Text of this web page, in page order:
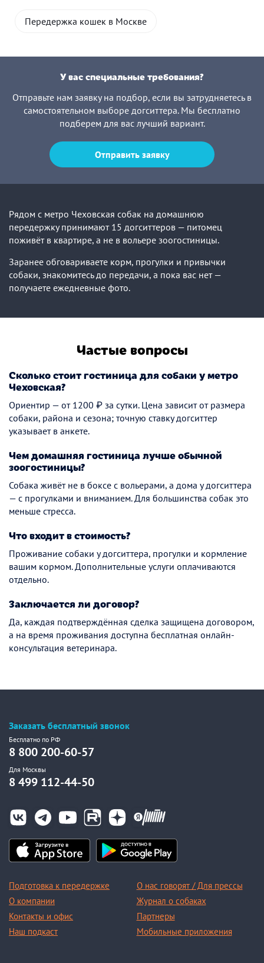
Передержка кошек в Москве
У вас специальные требования?
Отправьте нам заявку на подбор, если вы затрудняетесь в
самостоятельном выборе догситтера. Мы бесплатно
подберем для вас лучший вариант.
Отправить заявку
Рядом с метро Чеховская собак на домашнюю
передержку принимают 15 догситтеров — питомец
поживёт в квартире, а не в вольере зоогостиницы.
Заранее обговариваете корм, прогулки и привычки
собаки, знакомитесь до передачи, а пока вас нет —
получаете ежедневные фото.
Частые вопросы
Сколько стоит гостиница для собаки у метро
Чеховская?
Ориентир — от 1200 ₽ за сутки. Цена зависит от размера
собаки, района и сезона; точную ставку догситтер
указывает в анкете.
Чем домашняя гостиница лучше обычной
зоогостиницы?
Собака живёт не в боксе с вольерами, а дома у догситтера
— с прогулками и вниманием. Для большинства собак это
меньше стресса.
Что входит в стоимость?
Проживание собаки у догситтера, прогулки и кормление
вашим кормом. Дополнительные услуги оплачиваются
отдельно.
Заключается ли договор?
Да, каждая подтверждённая сделка защищена договором,
а на время проживания доступна бесплатная онлайн-
консультация ветеринара.
Заказать бесплатный звонок
Бесплатно по РФ
8 800 200-60-57
Для Москвы
8 499 112-44-50
Подготовка к передержке
О компании
Контакты и офис
Наш подкаст
О нас говорят / Для прессы
Журнал о собаках
Партнеры
Мобильные приложения